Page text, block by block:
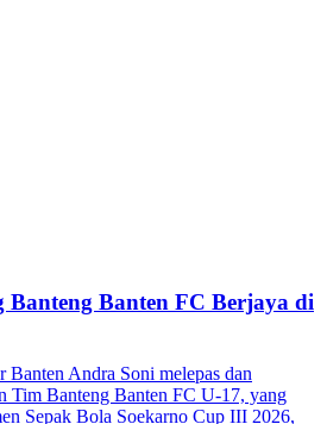
Banten FC Berjaya di
Andra Soni melepas dan
Tim Banteng Banten FC U-17, yang
Sepak Bola Soekarno Cup III 2026,